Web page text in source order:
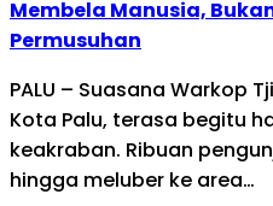
Membela Manusia,
Permusuhan
PALU – Suasana Warkop
Kota Palu, terasa begitu
keakraban. Ribuan
hingga meluber ke area…